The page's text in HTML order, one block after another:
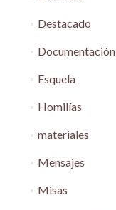
Destacado
Documentación
Esquela
Homilías
materiales
Mensajes
Misas